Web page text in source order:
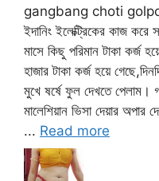
gangbang choti golpo
ইদানিং ইলেক্ট্রিকের কাজ
মাসে কিছু পরিমান টাকা কর্জ
হাজার টাকা কর্জ হয়ে
মুখে ষর্ষে ফুল দেখতে পেলাম।
মালেশিয়ান ভিসা দেয়ার অপার
... Read more